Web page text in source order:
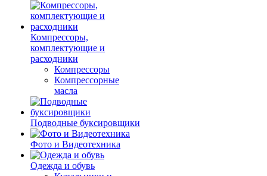
Компрессоры,
комплектующие и
расходники
Компрессоры
Компрессорные
масла
Подводные буксировщики
Фото и Видеотехника
Одежда и обувь